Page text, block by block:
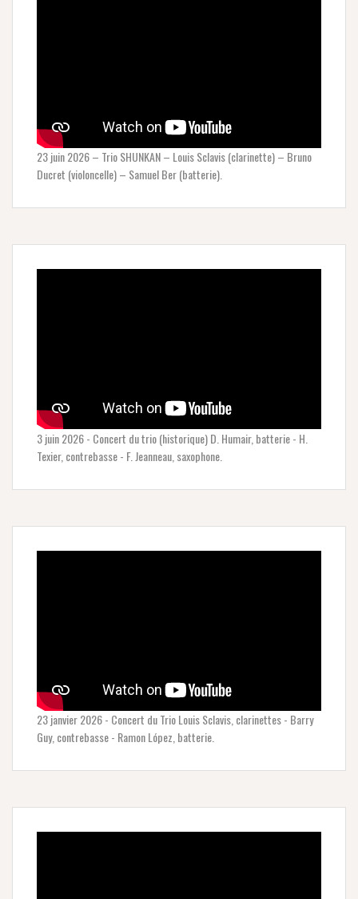
23 juin 2026 – Trio SHUNKAN – Louis Sclavis (clarinette) – Bruno
Ducret (violoncelle) – Samuel Ber (batterie).
3 juin 2026 - Concert du trio (historique) D. Humair, batterie - H.
Texier, contrebasse - F. Jeanneau, saxophone.
23 janvier 2026 - Concert du Trio Louis Sclavis, clarinettes - Barry
Guy, contrebasse - Ramon López, batterie.